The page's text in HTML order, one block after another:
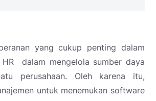
yang cukup penting dalam
HR dalam mengelola sumber daya
perusahaan. Oleh karena itu,
untuk menemukan software